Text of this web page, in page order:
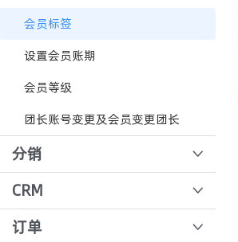
定金券流程操作
限购数量设置
会员标签
设置会员账期
会员等级
团长账号变更及会员变更团长
分销
团长审核
商品佣金设置
CRM
悦邻拓客功能使用
订单